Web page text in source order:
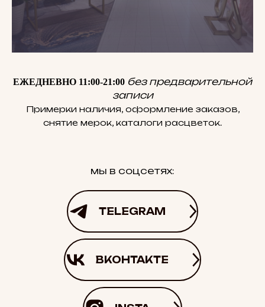
ЕЖЕДНЕВНО 11:00-21:00 без предварительной
записи
Примерки наличия, оформление заказов,
снятие мерок, каталоги расцветок.
мы в соцсетях:
TELEGRAM
ВКОНТАКТЕ